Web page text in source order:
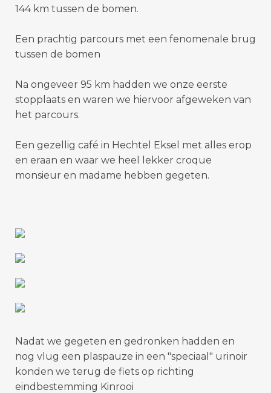
144 km tussen de bomen.
Een prachtig parcours met een fenomenale brug
tussen de bomen
Na ongeveer 95 km hadden we onze eerste
stopplaats en waren we hiervoor afgeweken van
het parcours.
Een gezellig café in Hechtel Eksel met alles erop
en eraan en waar we heel lekker croque
monsieur en madame hebben gegeten.
Nadat we gegeten en gedronken hadden en
nog vlug een plaspauze in een "speciaal" urinoir
konden we terug de fiets op richting
eindbestemming Kinrooi